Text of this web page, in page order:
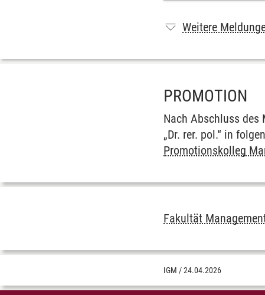
Weitere
PROMOTION
Nach Ab­schluss des
„Dr. rer. pol.“ in
Promotionskolleg
Fakultät
IGM /24.04.2026